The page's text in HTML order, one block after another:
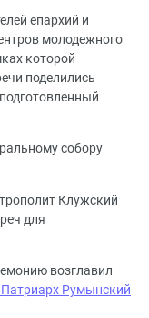
епархий и
молодежного
которой
поделились
собору
Клужский
для
возглавил
Румынский